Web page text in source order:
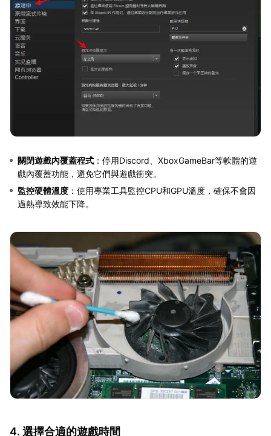
關閉遊戲內覆蓋程式 ：停用Discord、XboxGameBar等軟體的遊
戲內覆蓋功能，避免它們與遊戲衝突。
監控硬體溫度 ：使用專業工具監控CPU和GPU溫度，確保不會因
過熱導致效能下降。
4. 選擇合適的遊戲時間